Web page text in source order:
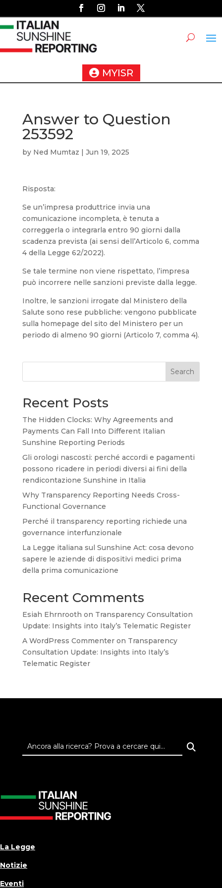
MYISR
Answer to Question
253592
by Ned Mumtaz | Jun 19, 2025
Risposta:
Se un’impresa produttrice invia una
comunicazione incompleta, è tenuta a
correggerla o integrarla entro 90 giorni dalla
scadenza prevista (ai sensi dell’Articolo 6, comma
4 della Legge 62/2022).
Se tale termine non viene rispettato, l’impresa
può incorrere nelle sanzioni previste dalla legge.
Inoltre, le sanzioni irrogate dal Ministero della
Salute sono rese pubbliche: vengono pubblicate
sulla homepage del sito del Ministero per un
periodo di almeno 90 giorni (Articolo 7, comma 4).
Search
Recent Posts
The Hidden Clocks: Why Agreements and
Payments Can Fall Into Different Italian
Sunshine Reporting Periods
Gli orologi nascosti: perché accordi e pagamenti
possono ricadere in periodi diversi ai fini della
rendicontazione Sunshine in Italia
Why Transparency Reporting Needs Cross-
Functional Governance
Perché il transparency reporting richiede una
governance interfunzionale
La Legge italiana sul Sunshine Act: cosa devono
sapere le aziende di dispositivi medici prima
della prima comunicazione
Recent Comments
Esiah Ehrnrooth on Transparency Consultation
Update: Insights into Italy’s Telematic Register
A WordPress Commenteron Transparency
Consultation Update: Insights into Italy’s
Telematic Register
La Legge
Notizie
Eventi